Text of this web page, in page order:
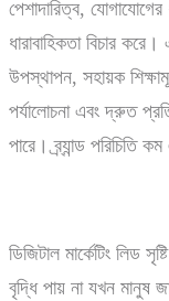
পেশাদারিত্ব,
ধারাবাহিকতা বিচার
উপস্থাপন, সহায়ক
পর্যালোচনা এবং দ্রুত
পারে। ব্র্যান্ড
ডিজিটাল মার্কেটিং লিড
বৃদ্ধি পায় না যখন মানুষ